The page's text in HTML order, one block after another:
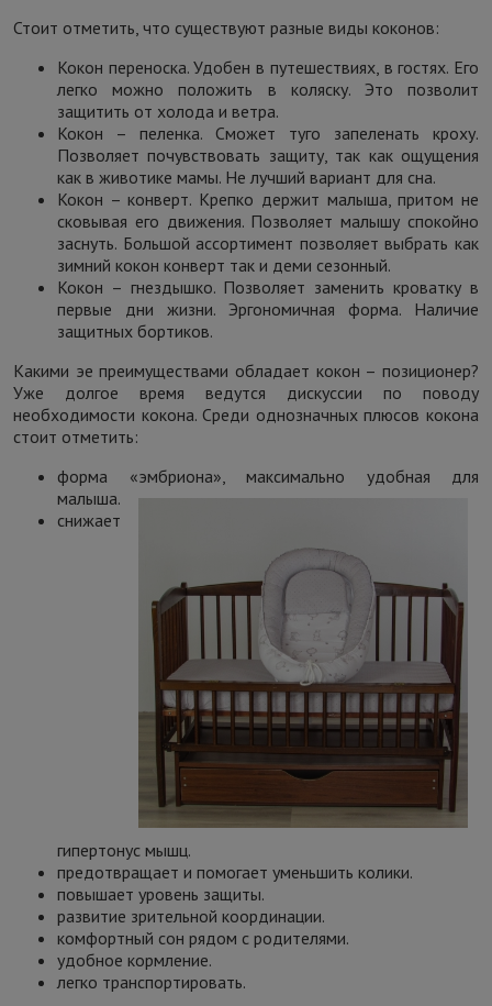
Стоит отметить, что существуют разные виды коконов:
Кокон переноска. Удобен в путешествиях, в гостях. Его
легко можно положить в коляску. Это позволит
защитить от холода и ветра.
Кокон – пеленка. Сможет туго запеленать кроху.
Позволяет почувствовать защиту, так как ощущения
как в животике мамы. Не лучший вариант для сна.
Кокон – конверт. Крепко держит малыша, притом не
сковывая его движения. Позволяет малышу спокойно
заснуть. Большой ассортимент позволяет выбрать как
зимний кокон конверт так и деми сезонный.
Кокон – гнездышко. Позволяет заменить кроватку в
первые дни жизни. Эргономичная форма. Наличие
защитных бортиков.
Какими эе преимуществами обладает кокон – позиционер?
Уже долгое время ведутся дискуссии по поводу
необходимости кокона. Среди однозначных плюсов кокона
стоит отметить:
форма «эмбриона», максимально удобная для
малыша.
снижает
гипертонус мышц.
предотвращает и помогает уменьшить колики.
повышает уровень защиты.
развитие зрительной координации.
комфортный сон рядом с родителями.
удобное кормление.
легко транспортировать.